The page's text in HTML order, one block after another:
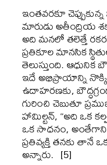
ఇంతవరకూ
మారుడు అతీంద్రియ
అది మనలో తలెత్తే
ప్రతికూల మానసిక
తెలుస్తుంది.
ఇదే అభిప్రాయాన్ని
ఉదాహరణకు,
గురించి చెబుతూ
హామిల్టన్, “అది ఒక
ఒక సాధనం,
ప్రతివ్యక్తి తనకు తానే
అన్నారు. [5]